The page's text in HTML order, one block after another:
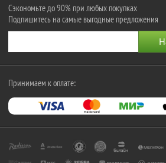
Сэкономьте до 90% при любых покупках
Подпишитесь на самые выгодные предложения
Принимаем к оплате: